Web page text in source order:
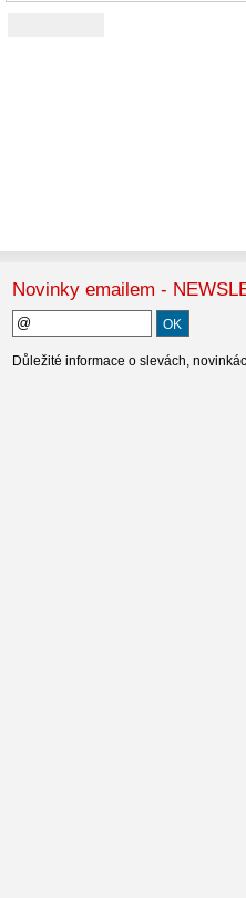
Novinky emailem -
Důležité informace o slevách,